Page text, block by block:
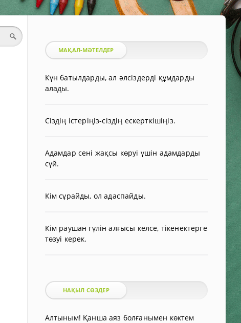
МАҚАЛ-МӘТЕЛДЕР
Күн батылдарды, ал әлсіздерді құмдарды
алады.
Сіздің істеріңіз-сіздің ескерткішіңіз.
Адамдар сені жақсы көруі үшін адамдарды
сүй.
Кім сұрайды, ол адаспайды.
Кім раушан гүлін алғысы келсе, тікенектерге
төзуі керек.
НАҚЫЛ СӨЗДЕР
Алтыным! Қанша аяз болғанымен көктем